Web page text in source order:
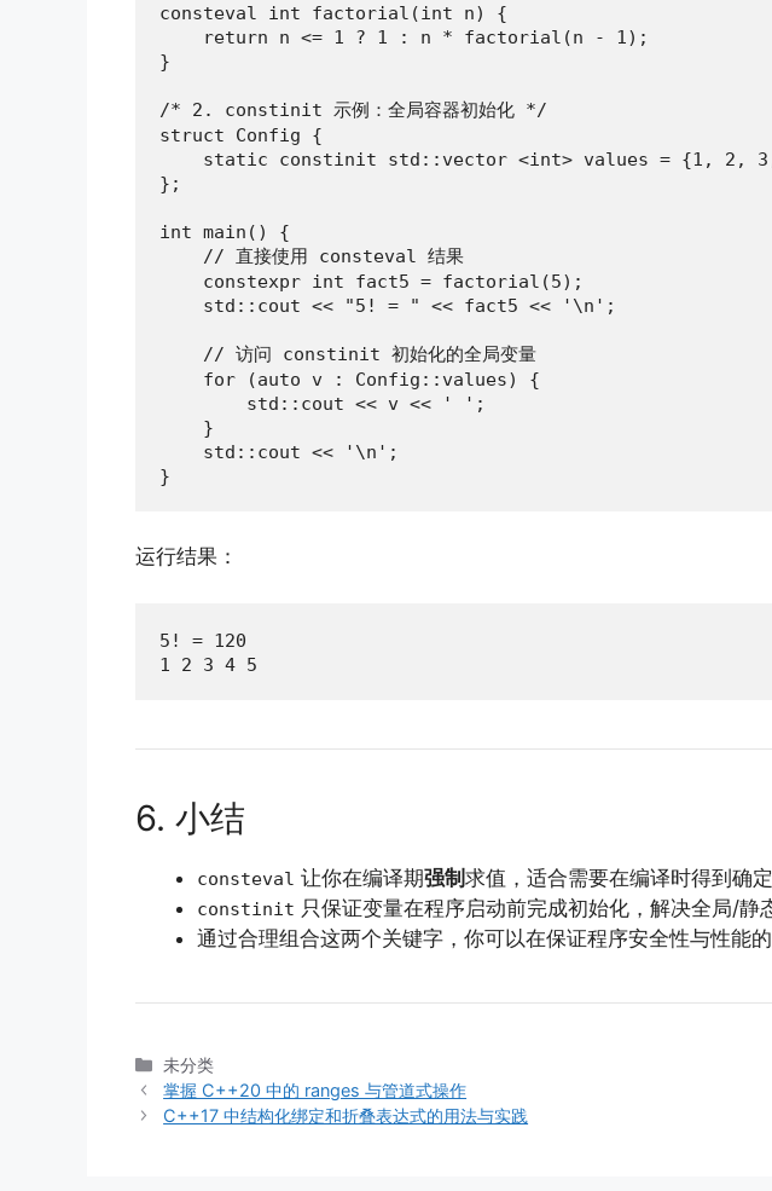
consteval int factorial(int n) {
    return n <= 1 ? 1 : n * factorial(n - 1);
}
/* 2. constinit 示例：全局容器初始化 */
struct Config {
static constinit std::vector <int> values = {1, 2,
};
int main() {
    // 直接使用 consteval 结果
    constexpr int fact5 = factorial(5);
    std::cout << "5! = " << fact5 << '\n';
    // 访问 constinit 初始化的全局变量
    for (auto v : Config::values) {
        std::cout << v << ' ';
    }
    std::cout << '\n';
}
运行结果：
5! = 120
1 2 3 4 5
6. 小结
consteval 让你在编译期强制 求值，适合需要在编译时得到确
constinit 只保证变量在程序启动前完成初始化，解决全局/静
通过合理组合这两个关键字，你可以在保证程序安全性与性能
分
类
未分类
掌握 C++20 中的 ranges 与管道式操作
C++17 中结构化绑定和折叠表达式的用法与实践